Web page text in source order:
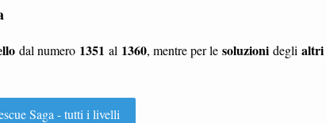
dal numero 1351 al 1360, mentre per le soluzioni degli altri
Saga - tutti i livelli